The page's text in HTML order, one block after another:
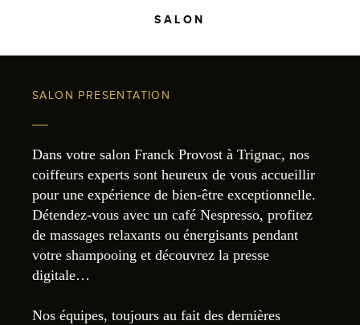
SALON
SALON PRESENTATION
Dans votre salon Franck Provost à Trignac, nos
coiffeurs experts sont heureux de vous accueillir
pour une expérience de bien-être exceptionnelle.
Détendez-vous avec un café Nespresso, profitez
de massages relaxants ou énergisants pendant
votre shampooing et découvrez la presse
digitale…
Nos équipes, toujours au fait des dernières